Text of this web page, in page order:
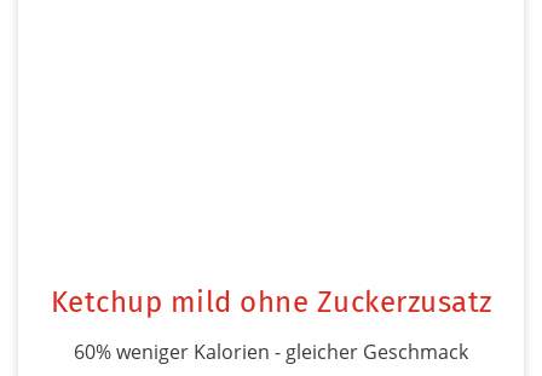
Ketchup mild ohne Zuckerzusatz
60% weniger Kalorien - gleicher Geschmack